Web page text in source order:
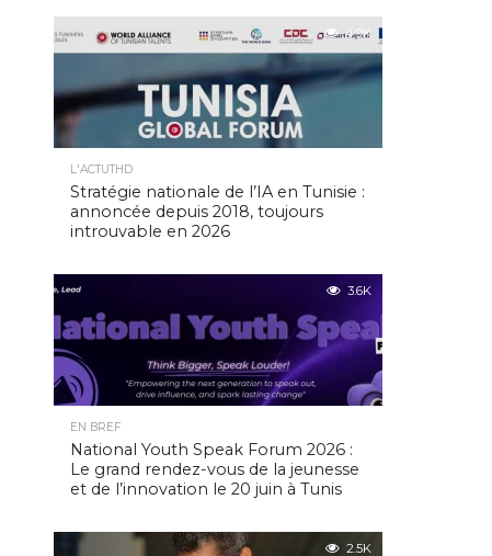
4.9K
L'ACTUTHD
Stratégie nationale de l’IA en Tunisie :
annoncée depuis 2018, toujours
introuvable en 2026
3.6K
EN BREF
National Youth Speak Forum 2026 :
Le grand rendez-vous de la jeunesse
et de l’innovation le 20 juin à Tunis
2.5K